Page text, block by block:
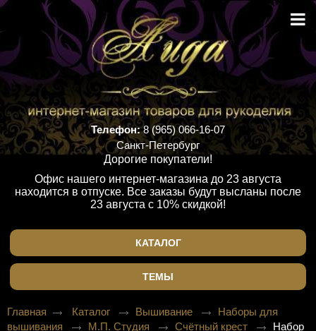
Телефон:8 (965) 066-16-07
Санкт-Петербург
Дорогие покупатели!
Офис нашего интернет-магазина до 23 августа
находится в отпуске. Все заказы будут высланы после
23 августа с 10% скидкой!
КАТАЛОГ
ТЕМЫ
Главная Каталог Вышивание
Наборы для
вышивания
М.П. Студия Счётный крест
Набор